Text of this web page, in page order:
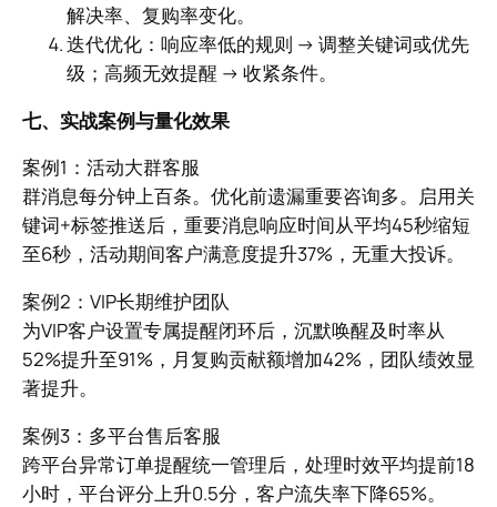
解决率、复购率变化。
迭代优化：响应率低的规则 → 调整关键词或优先
级；高频无效提醒 → 收紧条件。
七、实战案例与量化效果
案例1：活动大群客服
群消息每分钟上百条。优化前遗漏重要咨询多。启用关
键词+标签推送后，重要消息响应时间从平均45秒缩短
至6秒，活动期间客户满意度提升37%，无重大投诉。
案例2：VIP长期维护团队
为VIP客户设置专属提醒闭环后，沉默唤醒及时率从
52%提升至91%，月复购贡献额增加42%，团队绩效显
著提升。
案例3：多平台售后客服
跨平台异常订单提醒统一管理后，处理时效平均提前18
小时，平台评分上升0.5分，客户流失率下降65%。